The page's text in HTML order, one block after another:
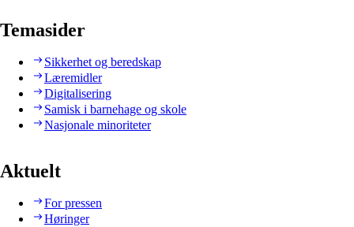
Temasider
Sikkerhet og beredskap
Læremidler
Digitalisering
Samisk i barnehage og skole
Nasjonale minoriteter
Aktuelt
For pressen
Høringer